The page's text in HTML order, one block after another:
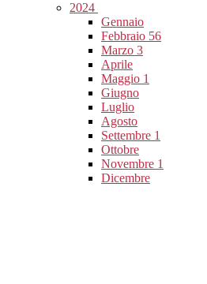
2024
Gennaio
Febbraio 56
Marzo 3
Aprile
Maggio 1
Giugno
Luglio
Agosto
Settembre 1
Ottobre
Novembre 1
Dicembre